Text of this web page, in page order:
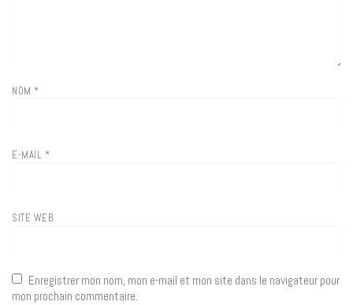
NOM *
E-MAIL *
SITE WEB
Enregistrer mon nom, mon e-mail et mon site dans le navigateur pour
mon prochain commentaire.